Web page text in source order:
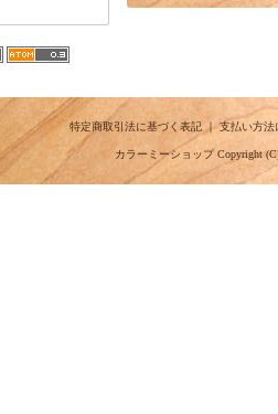
特定商取引法に基づく表記｜支払い方法
カラーミーショップCopyright